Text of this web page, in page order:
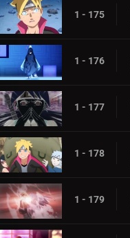
1 - 175
1 - 176
1 - 177
1 - 178
1 - 179